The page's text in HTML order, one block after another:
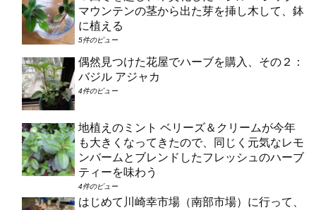
マウンテンの茎から出た芽を挿し木して、鉢
に植える
5件のビュー
偶然見つけた花屋でハーブを購入、その２：
バジル アジャカ
4件のビュー
地植えのミント ベリーズ＆クリームが今年
も大きくなってきたので、同じく元気なレモ
ンバームとブレンドしたフレッシュのハーブ
ティーを味わう
4件のビュー
はじめて川崎幸市場（南部市場）に行って、